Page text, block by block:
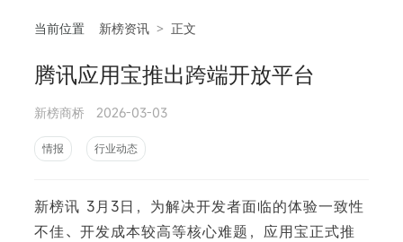
当前位置 新榜资讯 > 正文
腾讯应用宝推出跨端开放平台
新榜商桥 2026-03-03
情报 行业动态
新榜讯 3月3日，为解决开发者面临的体验一致性
不佳、开发成本较高等核心难题，应用宝正式推